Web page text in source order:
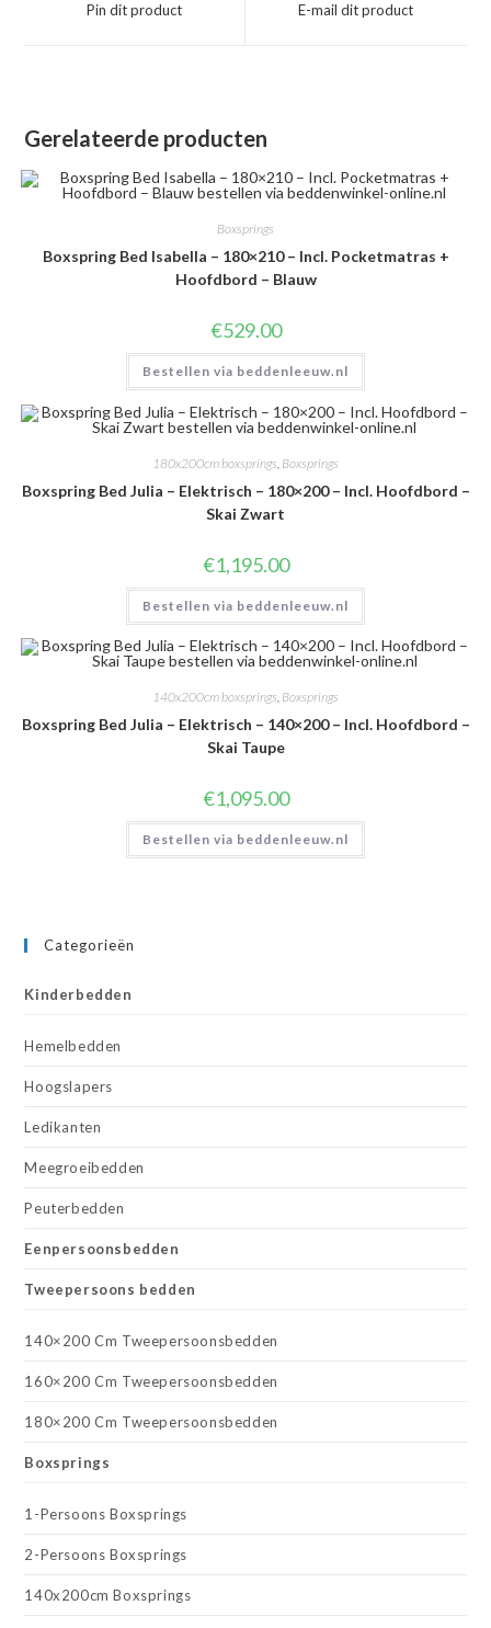
nieuw
Pin dit product
nieuw
E-mail dit product
Gerelateerde producten
Boxsprings
Boxspring Bed Isabella – 180×210 – Incl. Pocketmatras +
Hoofdbord – Blauw
€529.00
Bestellen via beddenleeuw.nl
180x200cm boxsprings Boxsprings
Boxspring Bed Julia – Elektrisch – 180×200 – Incl. Hoofdbord –
Skai Zwart
€1,195.00
Bestellen via beddenleeuw.nl
140x200cm boxsprings, Boxsprings
Boxspring Bed Julia – Elektrisch – 140×200 – Incl. Hoofdbord –
Skai Taupe
€1,095.00
Bestellen via beddenleeuw.nl
Categorieën
Kinderbedden
Hemelbedden
Hoogslapers
Ledikanten
Meegroeibedden
Peuterbedden
Eenpersoonsbedden
Tweepersoons bedden
140×200 Cm Tweepersoonsbedden
160×200 Cm Tweepersoonsbedden
180×200 Cm Tweepersoonsbedden
Boxsprings
1-Persoons Boxsprings
2-Persoons Boxsprings
140x200cm Boxsprings